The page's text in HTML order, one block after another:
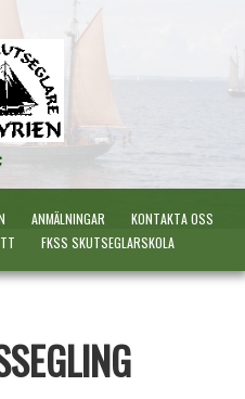
FÖLJ
OSS
PÅ
FACEBOOK
ANMÄLNINGAR
KONTAKTA OSS
FKSS SKUTSEGLARSKOLA